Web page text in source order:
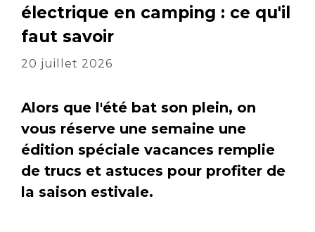
électrique en camping : ce qu'il
faut savoir
20 juillet 2026
Alors que l'été bat son plein, on
vous réserve une semaine une
édition spéciale vacances remplie
de trucs et astuces pour profiter de
la saison estivale.